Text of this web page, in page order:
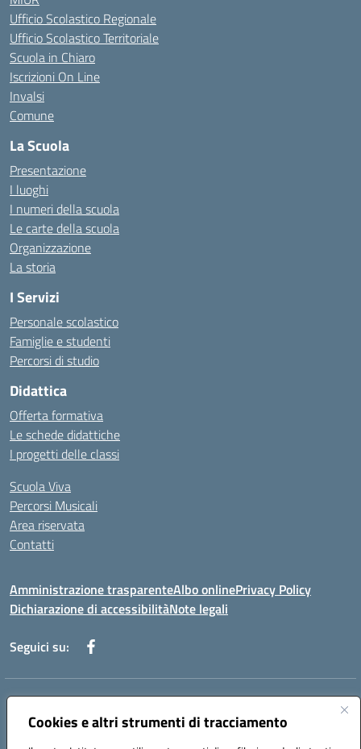
Cookies e altri strumenti di tracciamento
Ufficio Scolastico Regionale
Ufficio Scolastico Territoriale
Scuola in Chiaro
Iscrizioni On Line
Invalsi
Comune
La Scuola
Presentazione
I luoghi
I numeri della scuola
Le carte della scuola
Organizzazione
La storia
I Servizi
Personale scolastico
Famiglie e studenti
Percorsi di studio
Didattica
Offerta formativa
Le schede didattiche
I progetti delle classi
Scuola Viva
Percorsi Musicali
Area riservata
Contatti
Amministrazione trasparenteAlbo onlinePrivacy Policy
Dichiarazione di accessibilitàNote legali
Seguici su:
Indirizzo:
Centralino:089868360 Email:saic857007@istruzione.it